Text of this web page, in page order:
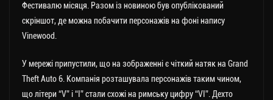
Фестивалю місяця. Разом із новиною був опублікований
скріншот, де можна побачити персонажів на фоні напису
Vinewood.
У мережі припустили, що на зображенні є чіткий натяк на Grand
Theft Auto 6. Компанія розташувала персонажів таким чином,
що літери “V” і “I” стали схожі на римську цифру “VI”. Дехто